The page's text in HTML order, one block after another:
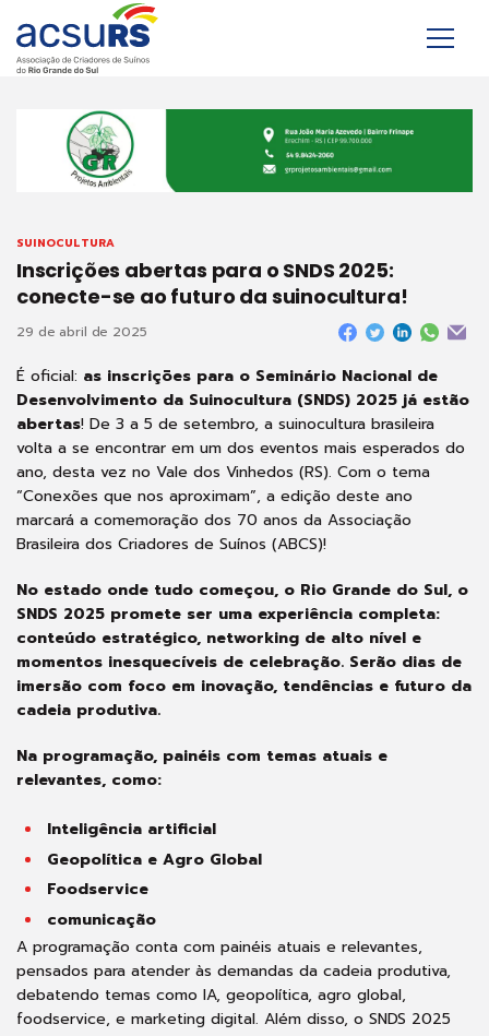
SUINOCULTURA
Inscrições abertas para o SNDS 2025:
conecte-se ao futuro da suinocultura!
29 de abril de 2025
É oficial: as inscrições para o Seminário Nacional de
Desenvolvimento da Suinocultura (SNDS) 2025 já estão
abertas! De 3 a 5 de setembro, a suinocultura brasileira
volta a se encontrar em um dos eventos mais esperados do
ano, desta vez no Vale dos Vinhedos (RS). Com o tema
“Conexões que nos aproximam”, a edição deste ano
marcará a comemoração dos 70 anos da Associação
Brasileira dos Criadores de Suínos (ABCS)!
No estado onde tudo começou, o Rio Grande do Sul, o
SNDS 2025 promete ser uma experiência completa:
conteúdo estratégico, networking de alto nível e
momentos inesquecíveis de celebração. Serão dias de
imersão com foco em inovação, tendências e futuro da
cadeia produtiva.
Na programação, painéis com temas atuais e
relevantes, como:
Inteligência artificial
Geopolítica e Agro Global
Foodservice
comunicação
A programação conta com painéis atuais e relevantes,
pensados para atender às demandas da cadeia produtiva,
debatendo temas como IA, geopolítica, agro global,
foodservice, e marketing digital. Além disso, o SNDS 2025